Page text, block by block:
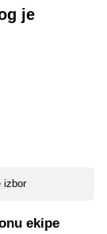
je
izbor
ekipe